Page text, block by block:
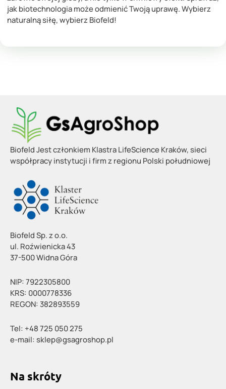
jak biotechnologia może odmienić Twoją uprawę. Wybierz
naturalną siłę, wybierz Biofeld!
Biofeld Jest członkiem Klastra LifeScience Kraków, sieci
współpracy instytucji i firm z regionu Polski południowej
Biofeld Sp. z o.o.
ul. Roźwienicka 43
37-500 Widna Góra
NIP: 7922305800
KRS: 0000778336
REGON: 382893559
Tel: +48 725 050 275
e-mail: sklep@gsagroshop.pl
Na skróty